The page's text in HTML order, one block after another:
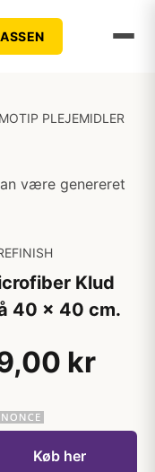
MOTIP PLEJEMIDLER
være genereret
Klud
40 x 40 cm.
kr
Køb her